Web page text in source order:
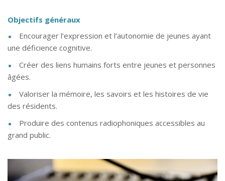
Objectifs généraux
Encourager l’expression et l’autonomie de jeunes ayant
une déficience cognitive.
Créer des liens humains forts entre jeunes et personnes
âgées.
Valoriser la mémoire, les savoirs et les histoires de vie
des résidents.
Produire des contenus radiophoniques accessibles au
grand public.